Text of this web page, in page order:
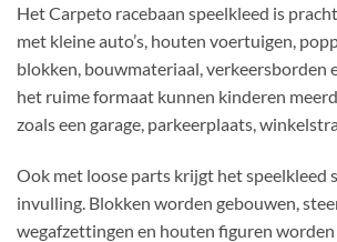
Het Carpeto racebaan speelkleed is
met kleine auto’s, houten voertuigen,
blokken, bouwmateriaal, verkeersborden
het ruime formaat kunnen kinderen
zoals een garage, parkeerplaats,
Ook met loose parts krijgt het speelkleed
invulling. Blokken worden gebouwen,
wegafzettingen en houten figuren worden